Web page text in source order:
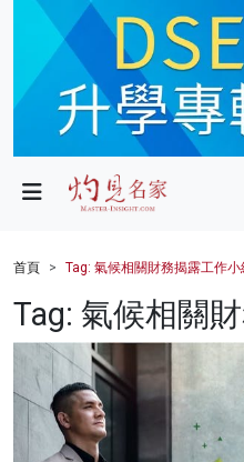
政局
財經
健康
商業
科技
首頁 Tag: 氣候相關財務揭露工作小
Tag: 氣候相關